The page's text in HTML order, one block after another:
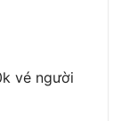
vé người